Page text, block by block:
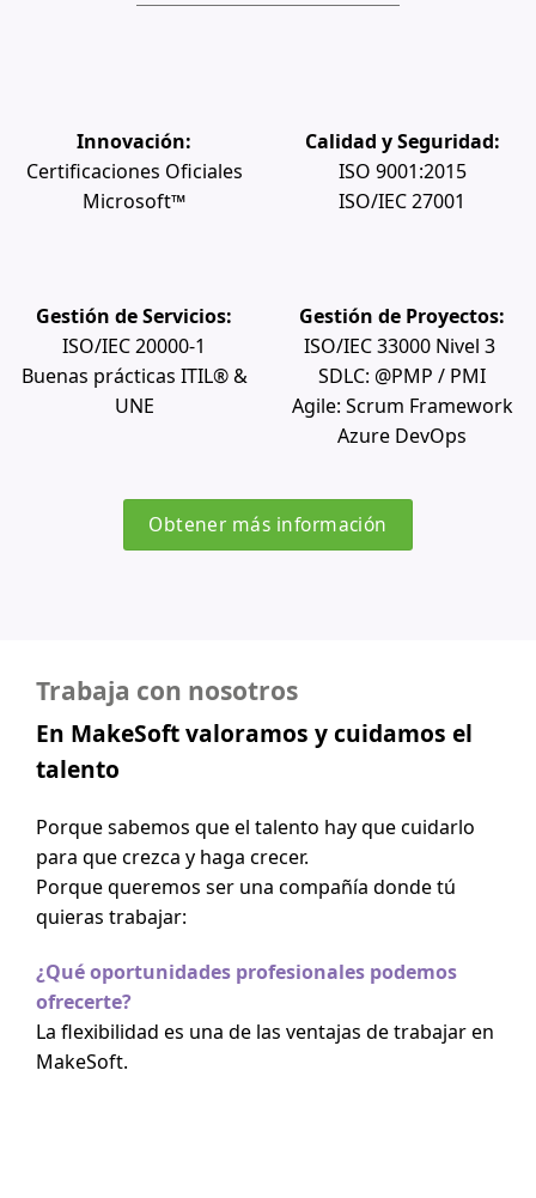
Innovación:
Certificaciones Oficiales
Microsoft™
Calidad y Seguridad:
ISO 9001:2015
ISO/IEC 27001
Gestión deServicios:
ISO/IEC 20000-1
Buenas prácticas ITIL® &
UNE
Gestión de Proyectos:
ISO/IEC 33000 Nivel 3
SDLC: @PMP / PMI
Agile: Scrum Framework
Azure DevOps
Obtener más información
Trabaja con nosotros
En MakeSoft valoramos y cuidamos el
talento
Porque sabemos que el talento hay que cuidarlo
para que crezca y haga crecer.
Porque queremos ser una compañía donde tú
quieras trabajar:
¿Qué oportunidades profesionales podemos
ofrecerte?
La flexibilidad es una de las ventajas de trabajar en
MakeSoft.